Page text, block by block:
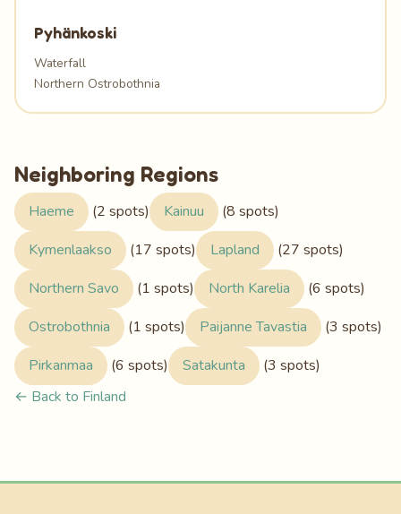
Pyhänkoski
Waterfall
Northern Ostrobothnia
Neighboring Regions
Haeme (2 spots) Kainuu
(8 spots)
Kymenlaakso
(17 spots) Lapland
(27 spots)
Northern Savo
(1 spots) North Karelia
(6 spots)
Ostrobothnia
(1 spots) Paijanne Tavastia
(3 spots)
Pirkanmaa
(6 spots) Satakunta
(3 spots)
← Back to Finland